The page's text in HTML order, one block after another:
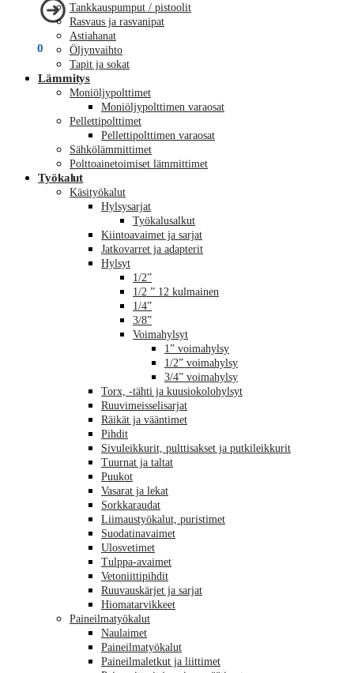
0
Tankkauspumput / pistoolit
Rasvaus ja rasvanipat
Astiahanat
Öljynvaihto
Tapit ja sokat
Lämmitys
Moniöljypolttimet
Moniöljypolttimen varaosat
Pellettipolttimet
Pellettipolttimen varaosat
Sähkölämmittimet
Polttoainetoimiset lämmittimet
Työkalut
Käsityökalut
Hylsysarjat
Työkalusalkut
Kiintoavaimet ja sarjat
Jatkovarret ja adapterit
Hylsyt
1/2”
1/2 ” 12 kulmainen
1/4”
3/8”
Voimahylsyt
1” voimahylsy
1/2” voimahylsy
3/4” voimahylsy
Torx, -tähti ja kuusiokolohylsyt
Ruuvimeisselisarjat
Räikät ja vääntimet
Pihdit
Sivuleikkurit, pulttisakset ja putkileikkurit
Tuurnat ja taltat
Puukot
Vasarat ja lekat
Sorkkaraudat
Liimaustyökalut, puristimet
Suodatinavaimet
Ulosvetimet
Tulppa-avaimet
Vetoniittipihdit
Ruuvauskärjet ja sarjat
Hiomatarvikkeet
Paineilmatyökalut
Naulaimet
Paineilmatyökalut
Paineilmaletkut ja liittimet